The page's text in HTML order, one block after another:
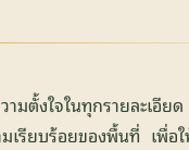
วามตั้งใจในทุกรายละเ
รียบร้อยของพื้นที่ เพื่อใ